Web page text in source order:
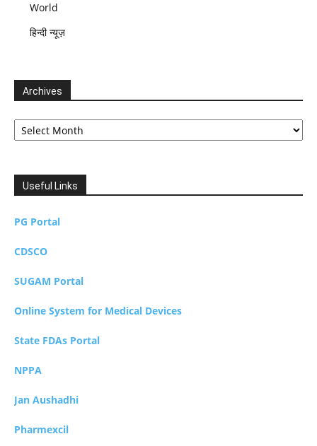
World
हिन्दी न्यूज़
Archives
Archives
Useful Links
PG Portal
CDSCO
SUGAM Portal
Online System for Medical Devices
State FDAs Portal
NPPA
Jan Aushadhi
Pharmexcil